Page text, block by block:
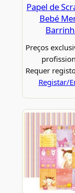
Papel de
Bebé
Preços
Requer
Registar/